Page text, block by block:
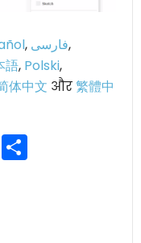
, فارسی,
語, Polski,
体中文 और繁體中
Email